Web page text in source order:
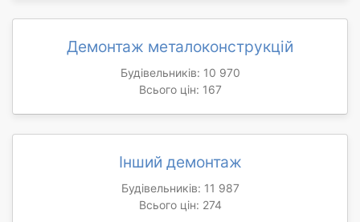
Демонтаж металоконструкцій
Будівельників: 10 970
Всього цін: 167
Інший демонтаж
Будівельників: 11 987
Всього цін: 274